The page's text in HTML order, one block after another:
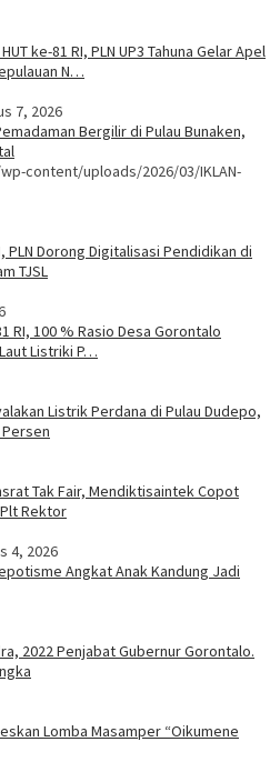
ke-81 RI, PLN UP3 Tahuna Gelar Apel
N…
7, 2026
Bergilir di Pulau Bunaken,
content/uploads/2026/03/IKLAN-
PLN Dorong Digitalisasi Pendidikan di
TJSL
RI, 100 % Rasio Desa Gorontalo
Listriki P…
Listrik Perdana di Pulau Dudepo,
Tak Fair, Mendiktisaintek Copot
Rektor
4, 2026
Angkat Anak Kandung Jadi
2022 Penjabat Gubernur Gorontalo.
Lomba Masamper “Oikumene